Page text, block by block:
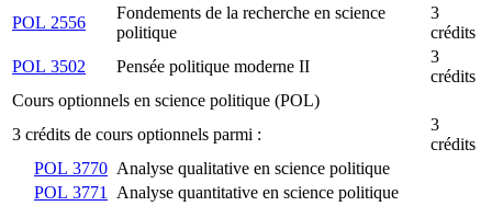
POL 2556
Fondements de la recherche en science
politique
3
crédits
POL 3502
Pensée politique moderne II
3
crédits
Cours optionnels en science politique (POL)
3 crédits de cours optionnels parmi :
3
crédits
POL 3770 Analyse qualitative en science politique
POL 3771 Analyse quantitative en science politique